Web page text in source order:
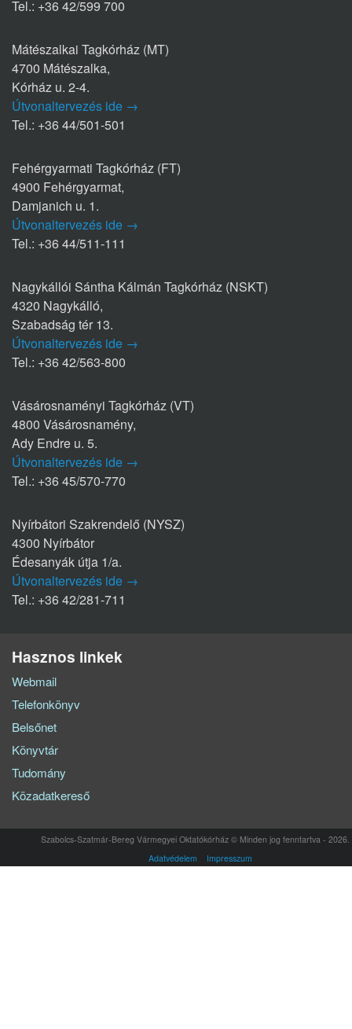
Tel.: +36 42/599 700
Mátészalkai Tagkórház (MT)
4700 Mátészalka,
Kórház u. 2-4.
Útvonaltervezés ide →
Tel.: +36 44/501-501
Fehérgyarmati Tagkórház (FT)
4900 Fehérgyarmat,
Damjanich u. 1.
Útvonaltervezés ide →
Tel.: +36 44/511-111
Nagykállói Sántha Kálmán Tagkórház (NSKT)
4320 Nagykálló,
Szabadság tér 13.
Útvonaltervezés ide →
Tel.: +36 42/563-800
Vásárosnaményi Tagkórház (VT)
4800 Vásárosnamény,
Ady Endre u. 5.
Útvonaltervezés ide →
Tel.: +36 45/570-770
Nyírbátori Szakrendelő (NYSZ)
4300 Nyírbátor
Édesanyák útja 1/a.
Útvonaltervezés ide →
Tel.: +36 42/281-711
Hasznos linkek
Webmail
Telefonkönyv
Belsőnet
Könyvtár
Tudomány
Közadatkereső
Szabolcs-Szatmár-Bereg Vármegyei Oktatókórház © Minden jog fenntartva - 2026.
Adatvédelem
Impresszum